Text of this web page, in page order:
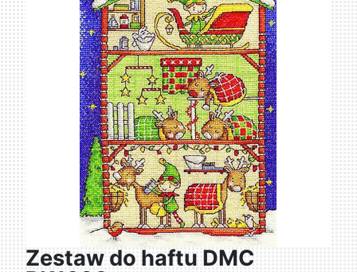
Zestaw do haftu DMC